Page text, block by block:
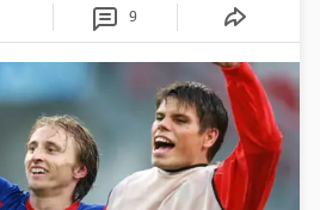
9